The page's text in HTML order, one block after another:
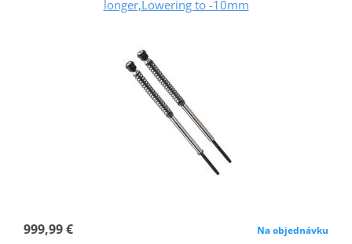
longer,Lowering to -10mm
999,99 € Na objednávku